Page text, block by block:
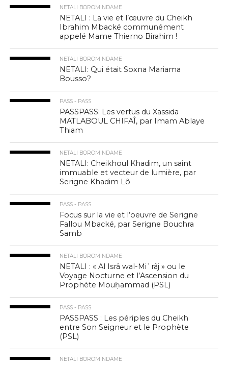
NETALI BOROM NDAME
NETALI : La vie et l’œuvre du Cheikh
Ibrahim Mbacké communément
appelé Mame Thierno Birahim !
NETALI BOROM NDAME
NETALI: Qui était Soxna Mariama
Bousso?
PASS - PASS
PASSPASS: Les vertus du Xassida
MATLABOUL CHIFAÎ, par Imam Ablaye
Thiam
NETALI BOROM NDAME
NETALI: Cheikhoul Khadim, un saint
immuable et vecteur de lumière, par
Serigne Khadim Lô
PASS - PASS
Focus sur la vie et l’oeuvre de Serigne
Fallou Mbacké, par Serigne Bouchra
Samb
NETALI BOROM NDAME
NETALI : « Al Isrâ wal-Miʿrâj » ou le
Voyage Nocturne et l’Ascension du
Prophète Mouḥammad (PSL)
PASS - PASS
PASSPASS : Les périples du Cheikh
entre Son Seigneur et le Prophète
(PSL)
NETALI BOROM NDAME